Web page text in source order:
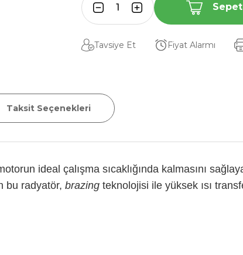
Tavsiye Et Fiyat Alarmı
Taksit Seçenekleri
ideal çalışma sıcaklığında kalmasını
bu radyatör, brazing teknolojisi ile yüksek ısı